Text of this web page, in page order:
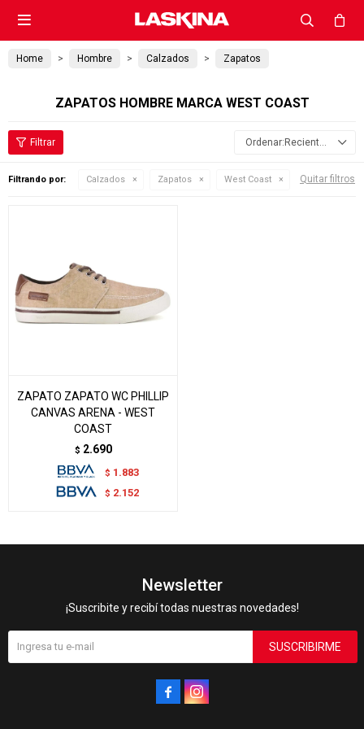

Home Hombre Calzados Zapatos
ZAPATOS HOMBRE MARCA WEST COAST
Recientes
Filtrando por: Calzados Zapatos West Coast Quitar filtros
ZAPATO ZAPATO WC PHILLIP
CANVAS ARENA - WEST
COAST
$ 2.690
$ 1.883
$ 2.152
Newsletter
¡Suscribite y recibí todas nuestras novedades!
SUSCRIBIRME
 